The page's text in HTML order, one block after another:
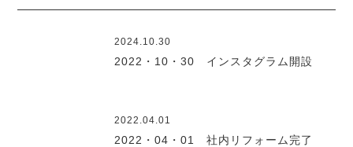
2024.10.30
2022・10・30 インスタグラム開設
2022.04.01
2022・04・01 社内リフォーム完了